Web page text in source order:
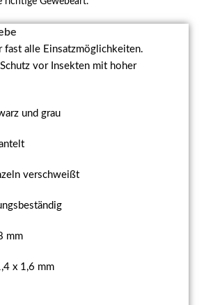
fast alle Einsatzmöglichkeiten.
vor Insekten mit hoher
und grau
verschweißt
mm
x 1,6 mm